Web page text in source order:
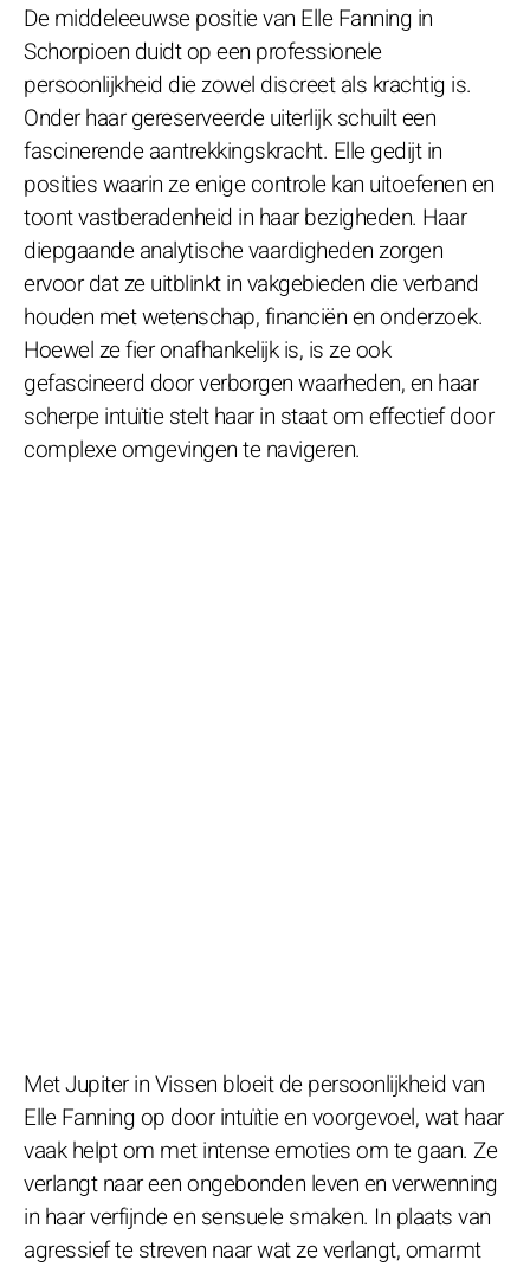
De middeleeuwse positie van Elle Fanning in
Schorpioen duidt op een professionele
persoonlijkheid die zowel discreet als krachtig is.
Onder haar gereserveerde uiterlijk schuilt een
fascinerende aantrekkingskracht. Elle gedijt in
posities waarin ze enige controle kan uitoefenen en
toont vastberadenheid in haar bezigheden. Haar
diepgaande analytische vaardigheden zorgen
ervoor dat ze uitblinkt in vakgebieden die verband
houden met wetenschap, financiën en onderzoek.
Hoewel ze fier onafhankelijk is, is ze ook
gefascineerd door verborgen waarheden, en haar
scherpe intuïtie stelt haar in staat om effectief door
complexe omgevingen te navigeren.
Met Jupiter in Vissen bloeit de persoonlijkheid van
Elle Fanning op door intuïtie en voorgevoel, wat haar
vaak helpt om met intense emoties om te gaan. Ze
verlangt naar een ongebonden leven en verwenning
in haar verfijnde en sensuele smaken. In plaats van
agressief te streven naar wat ze verlangt, omarmt